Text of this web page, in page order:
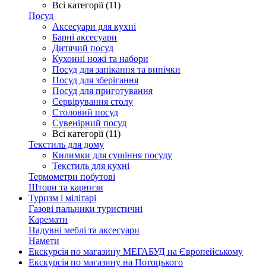
Всі категорії (11)
Посуд
Аксесуари для кухні
Барні аксесуари
Дитячий посуд
Кухонні ножі та набори
Посуд для запікання та випічки
Посуд для зберігання
Посуд для приготування
Сервірування столу
Столовий посуд
Сувенірний посуд
Всі категорії (11)
Текстиль для дому
Килимки для сушіння посуду
Текстиль для кухні
Термометри побутові
Штори та карнизи
Туризм і мілітарі
Газові пальники туристичні
Каремати
Надувні меблі та аксесуари
Намети
Екскурсія по магазину МЕГАБУД на Європейському
Екскурсія по магазину на Потоцького